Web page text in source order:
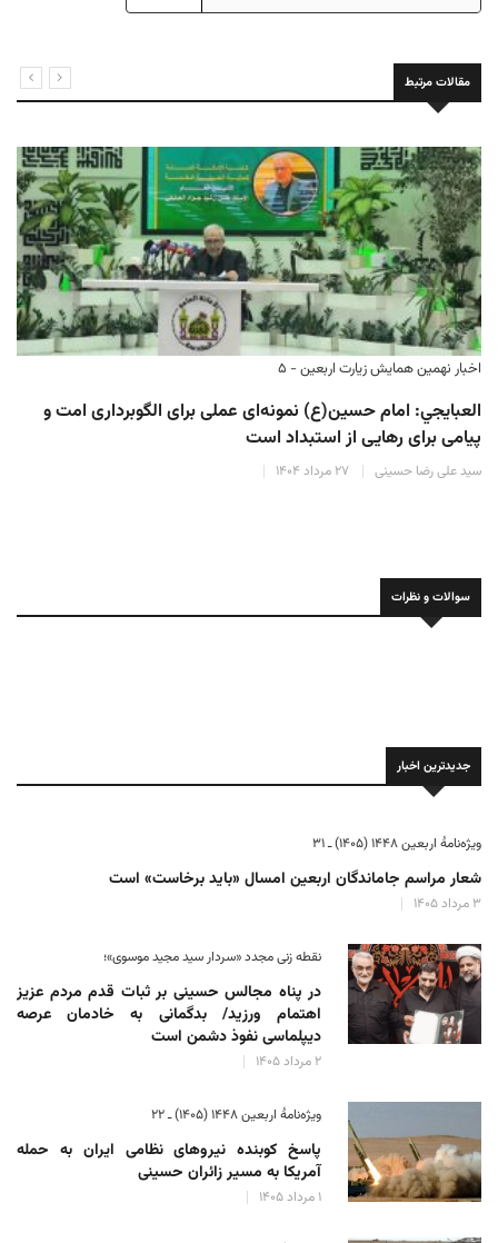
مقالات مرتبط
اخبار نهمین همایش زیارت اربعین - ۵
العبايجي: امام حسین(ع) نمونه‌ای عملی برای الگوبرداری امت و
پیامی برای رهایی از استبداد است
سید علی رضا حسینی ۲۷ مرداد ۱۴۰۴
سوالات و نظرات
جدیدترین اخبار
ویژه‌نامهٔ اربعین ۱۴۴۸ (۱۴۰۵) ـ ۳۱
شعار مراسم جاماندگان اربعین امسال «باید برخاست» است
۳ مرداد ۱۴۰۵
نقطه زنی مجدد «سردار سید مجید موسوی»؛
در پناه مجالس حسینی بر ثبات‌ قدم مردم عزیز
اهتمام ورزید/ بدگمانی به خادمان عرصه
دیپلماسی نفوذ دشمن است
۲ مرداد ۱۴۰۵
ویژه‌نامهٔ اربعین ۱۴۴۸ (۱۴۰۵) ـ ۲۲
پاسخ کوبنده نیروهای نظامی ایران به حمله
آمریکا به مسیر زائران حسینی
۱ مرداد ۱۴۰۵